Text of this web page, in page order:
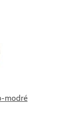
modré